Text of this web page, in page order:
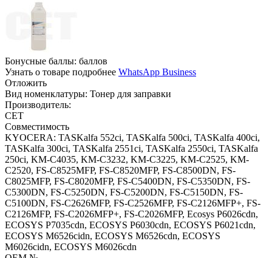
Бонусные баллы: баллов
Узнать о товаре подробнее WhatsApp Business
Отложить
Вид номенклатуры: Тонер для заправки
Производитель:
CET
Совместимость
KYOCERA: TASKalfa 552ci, TASKalfa 500ci, TASKalfa 400ci,
TASKalfa 300ci, TASKalfa 2551ci, TASKalfa 2550ci, TASKalfa
250ci, KM-C4035, KM-C3232, KM-C3225, KM-C2525, KM-
C2520, FS-C8525MFP, FS-C8520MFP, FS-C8500DN, FS-
C8025MFP, FS-C8020MFP, FS-C5400DN, FS-C5350DN, FS-
C5300DN, FS-C5250DN, FS-C5200DN, FS-C5150DN, FS-
C5100DN, FS-C2626MFP, FS-C2526MFP, FS-C2126MFP+, FS-
C2126MFP, FS-C2026MFP+, FS-C2026MFP, Ecosys P6026cdn,
ECOSYS P7035cdn, ECOSYS P6030cdn, ECOSYS P6021cdn,
ECOSYS M6526cidn, ECOSYS M6526cdn, ECOSYS
M6026cidn, ECOSYS M6026cdn